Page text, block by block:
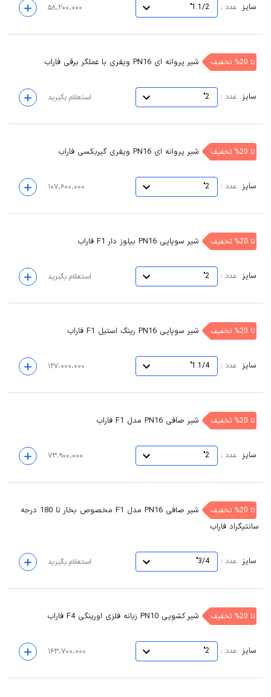
سایز عدد :
1.1/2" ۵۸،۲۰۰،۰۰۰
تا 20% تخفیف شیر پروانه ای PN16 ویفری با عملگر برقی فاراب
سایز عدد :
2" استعلام بگیرید
تا 20% تخفیف شیر پروانه ای PN16 ویفری گیربکسی فاراب
سایز عدد :
2" ۱۰۷،۶۰۰،۰۰۰
تا 20% تخفیف شیر سوپاپی PN16 بیلوز دار F1 فاراب
سایز عدد :
2" استعلام بگیرید
تا 20% تخفیف شیر سوپاپی PN16 رینگ استیل F1 فاراب
سایز عدد :
1.1/4" ۱۲۷،۰۰۰،۰۰۰
تا 20% تخفیف شیر صافی PN16 مدل F1 فاراب
سایز عدد :
2" ۷۳،۹۰۰،۰۰۰
تا 20% تخفیف
شیر صافی PN16 مدل F1 مخصوص بخار تا 180 درجه
سانتیگراد فاراب
سایز عدد :
3/4" استعلام بگیرید
تا 20% تخفیف شیر کشویی PN10 زبانه فلزی اورینگی F4 فاراب
سایز عدد :
2" ۱۶۳،۷۰۰،۰۰۰